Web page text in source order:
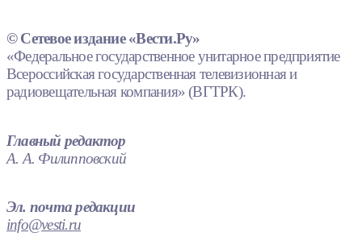
© Сетевое издание «Вести.Ру»
«Федеральное государственное унитарное предприятие
Всероссийская государственная телевизионная и
радиовещательная компания» (ВГТРК).
Главный редактор
А. А. Филипповский
Эл. почта редакции
info@vesti.ru